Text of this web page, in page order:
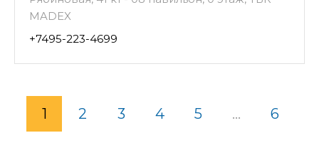
MADEX
+7495-223-4699
1 2 3 4 5 ... 6